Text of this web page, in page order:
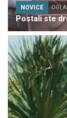
NOVICE
Postali ste